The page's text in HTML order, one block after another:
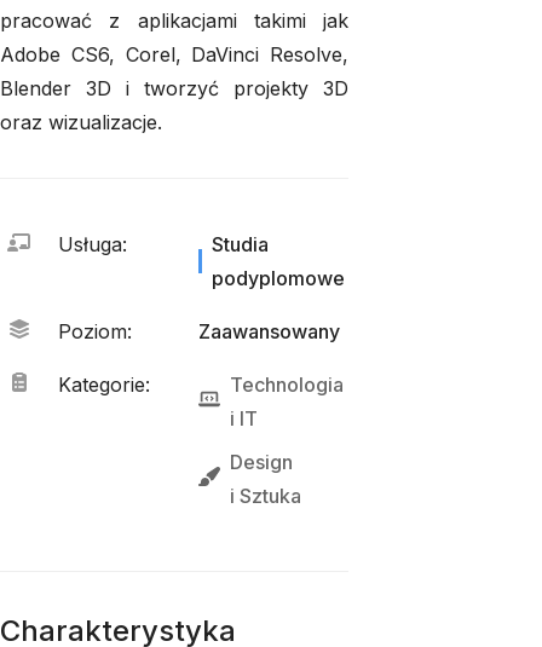
pracować z aplikacjami takimi jak
Adobe CS6, Corel, DaVinci Resolve,
Blender 3D i tworzyć projekty 3D
oraz wizualizacje.
Usługa:
Studia
podyplomowe
Poziom: Zaawansowany
Kategorie:
Technologia
i IT
Design
i Sztuka
Charakterystyka